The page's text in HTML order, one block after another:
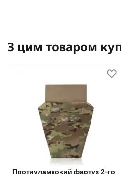
З цим товаром
Протиуламковий фартух 2-го